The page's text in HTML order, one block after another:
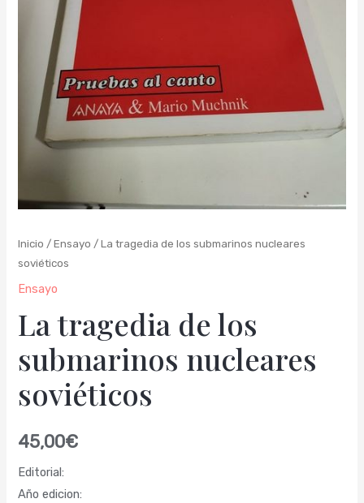
Inicio /Ensayo / La tragedia de los submarinos nucleares
soviéticos
Ensayo
La tragedia de los
submarinos nucleares
soviéticos
45,00€
Editorial:
Año edicion: